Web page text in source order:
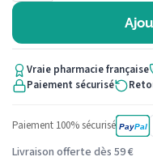
Vraie pharmacie française
Paiement sécurisé
Paiement 100% sécurisé PayPal
Livraison offerte dès 59 €